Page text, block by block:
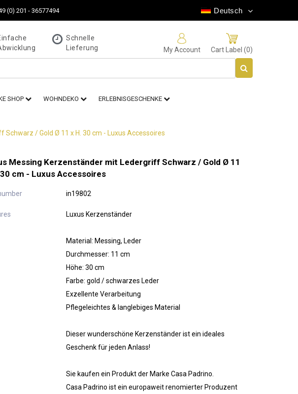
(0) 201 - 36577494 Deutsch
Schnelle
Lieferung
My Account Cart Label (0)
SHOP WOHNDEKO ERLEBNISGESCHENKE
Schwarz / Gold Ø 11 x H. 30 cm - Luxus Accessoires
Messing Kerzenständer mit Ledergriff Schwarz / Gold Ø 11
cm - Luxus Accessoires
in19802
Luxus Kerzenständer
Material: Messing, Leder
Durchmesser: 11 cm
Höhe: 30 cm
Farbe: gold / schwarzes Leder
Exzellente Verarbeitung
Pflegeleichtes & langlebiges Material
Dieser wunderschöne Kerzenständer ist ein ideales
Geschenk für jeden Anlass!
Sie kaufen ein Produkt der Marke Casa Padrino.
Casa Padrino ist ein europaweit renomierter Produzent